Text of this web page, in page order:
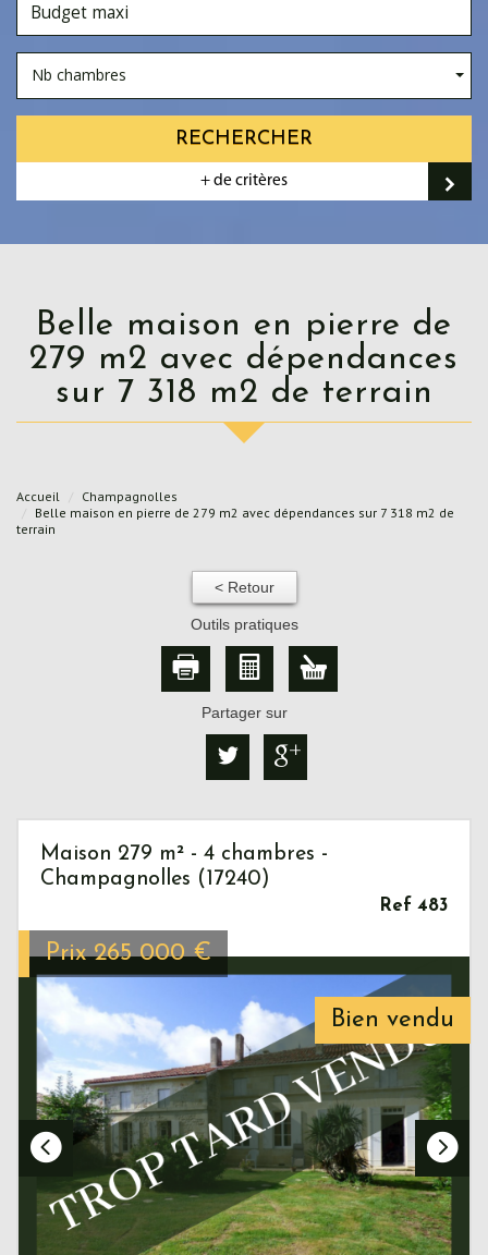
Nb chambres
RECHERCHER
+ de critères
Belle maison en pierre de
279 m2 avec dépendances
sur 7 318 m2 de terrain
Accueil
Champagnolles
Belle maison en pierre de 279 m2 avec dépendances sur 7 318 m2 de
terrain
< Retour
Outils pratiques
Partager sur
Bien vendu
Maison 279 m² - 4 chambres -
Champagnolles (17240)
Ref 483
Prix 265 000 €